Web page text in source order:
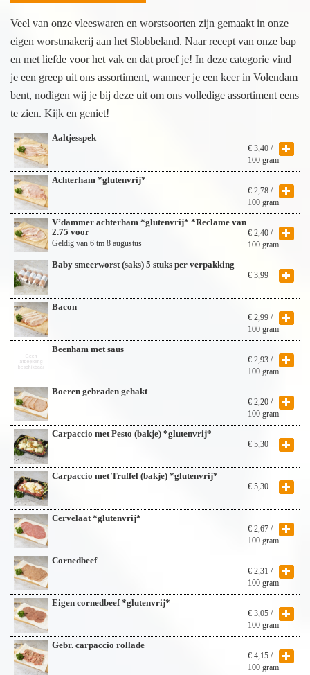
Veel van onze vleeswaren en worstsoorten zijn gemaakt in onze
eigen worstmakerij aan het Slobbeland. Naar recept van onze bap
en met liefde voor het vak en dat proef je! In deze categorie vind
je een greep uit ons assortiment, wanneer je een keer in Volendam
bent, nodigen wij je bij deze uit om ons volledige assortiment eens
te zien. Kijk en geniet!
€ 3,40 /
100 gram
Aaltjesspek
€ 2,78 /
100 gram
Achterham *glutenvrij*
€ 2,40 /
100 gram
V’dammer achterham *glutenvrij* *Reclame van
2.75 voor
Geldig van 6 tm 8 augustus
€ 3,99
Baby smeerworst (saks) 5 stuks per verpakking
€ 2,99 /
100 gram
Bacon
€ 2,93 /
100 gram
Beenham met saus
€ 2,20 /
100 gram
Boeren gebraden gehakt
€ 5,30
Carpaccio met Pesto (bakje) *glutenvrij*
€ 5,30
Carpaccio met Truffel (bakje) *glutenvrij*
€ 2,67 /
100 gram
Cervelaat *glutenvrij*
€ 2,31 /
100 gram
Cornedbeef
€ 3,05 /
100 gram
Eigen cornedbeef *glutenvrij*
€ 4,15 /
100 gram
Gebr. carpaccio rollade